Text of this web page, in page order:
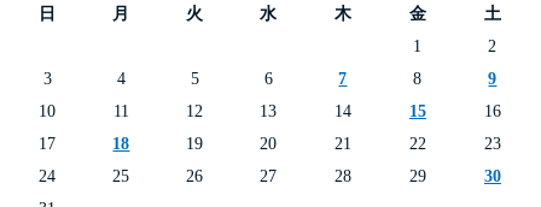
日 月 火 水 木 金 土
1
2
3
4 5 6 7 8
9
10
11 12 13 14 15
16
17
18 19 20 21 22
23
24
25 26 27 28 29
30